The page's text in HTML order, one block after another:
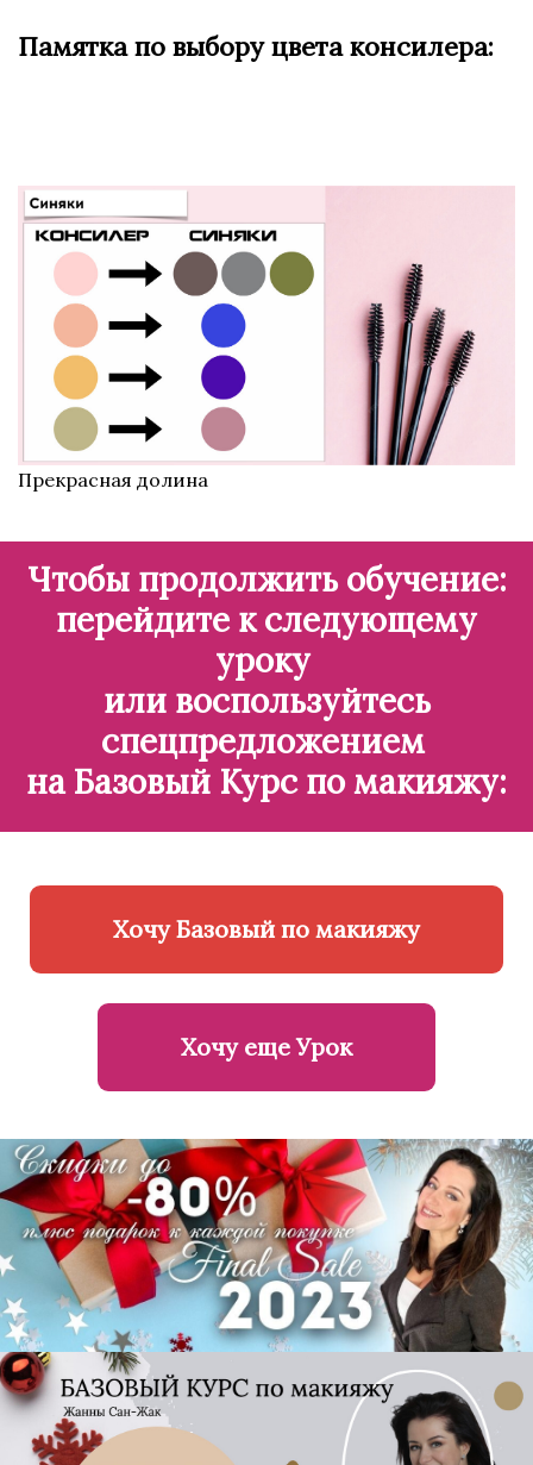
Памятка по выбору цвета консилера:
Прекрасная долина
Чтобы продолжить обучение:
перейдите к следующему
уроку
или воспользуйтесь
спецпредложением
на Базовый Курс по макияжу:
Хочу Базовый по макияжу
Хочу еще Урок